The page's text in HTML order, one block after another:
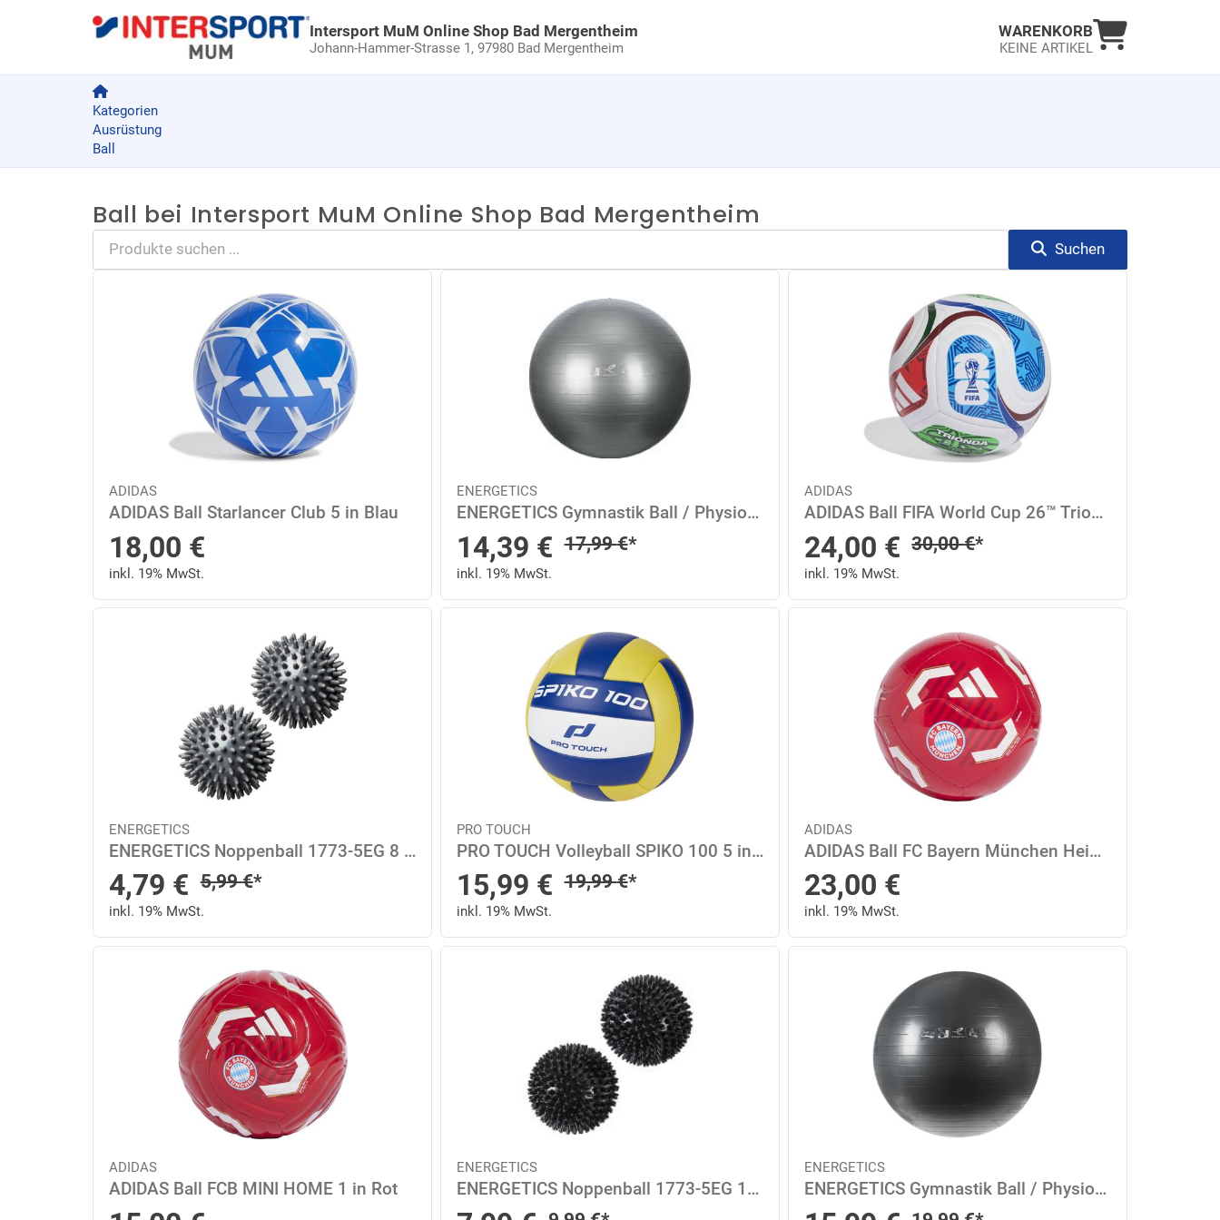
Intersport MuM Online Shop Bad Mergentheim
Johann-Hammer-Strasse 1,97980 Bad Mergentheim
WARENKORB
KEINE ARTIKEL
Warenkorb
Kategorien
Ausrüstung
Ball
Ball bei Intersport MuM Online Shop Bad Mergentheim
Suchen
ADIDAS
ADIDAS Ball Starlancer Club 5 in Blau
18,00 €
inkl. 19% MwSt.
ENERGETICS
ENERGETICS Gymnastik Ball / Physioball 65 in Silber
Sonderpreis
14,39 € Regulärer Preis
17,99€*
inkl. 19% MwSt.
ADIDAS
ADIDAS Ball FIFA World Cup 26™ Trionda Trainingsball 5 in Blau
Sonderpreis
24,00 € Regulärer Preis
30,00€*
inkl. 19% MwSt.
ENERGETICS
ENERGETICS Noppenball 1773-5EG 8 in Grau
Sonderpreis
4,79 € Regulärer Preis
5,99€*
inkl. 19% MwSt.
PRO TOUCH
PRO TOUCH Volleyball SPIKO 100 5 in Blau
Sonderpreis
15,99 € Regulärer Preis
19,99€*
inkl. 19% MwSt.
ADIDAS
ADIDAS Ball FC Bayern München Heimspiel Club 5 in Rot
23,00 €
inkl. 19% MwSt.
ADIDAS
ADIDAS Ball FCB MINI HOME 1 in Rot
ENERGETICS
ENERGETICS Noppenball 1773-5EG 10 in Schwarz
ENERGETICS
ENERGETICS Gymnastik Ball / Physioball 75 in Grau